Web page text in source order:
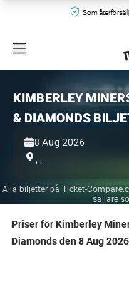
Som
KIMBERLEY
& DIAMONDS
8 Aug 2026
, ,
Alla biljetter på Ticket-
säljare
Priser för Kimberley
Diamonds den 8 Aug 2026